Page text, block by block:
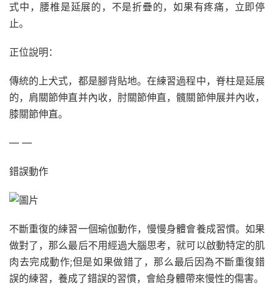
式中，腰椎是延展的，不是折疊的，如果有疼痛，立即停
止。
正位說明：
傳統的上犬式，都是腳背貼地。在練習過程中，脊柱是延展
的，肩關節伸直并內收，肘關節伸直，髖關節伸展并內收，
膝關節伸直。
— —
錯誤動作
不斷重復的練習一個瑜伽動作，慢慢身體會養成習慣。如果
做對了，那么最后不用經過大腦思考，就可以啟動特定的肌
肉去完成動作;但是如果做錯了，那么最后因為不斷重復錯
誤的練習，養成了錯誤的習慣，會給身體帶來慢性的傷害。